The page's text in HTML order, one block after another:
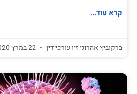
קרא עוד...
ברקוביץ אהרוני זיו עורכי דין